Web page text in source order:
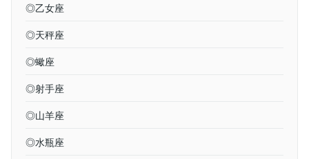
◎乙女座
◎天秤座
◎蠍座
◎射手座
◎山羊座
◎水瓶座